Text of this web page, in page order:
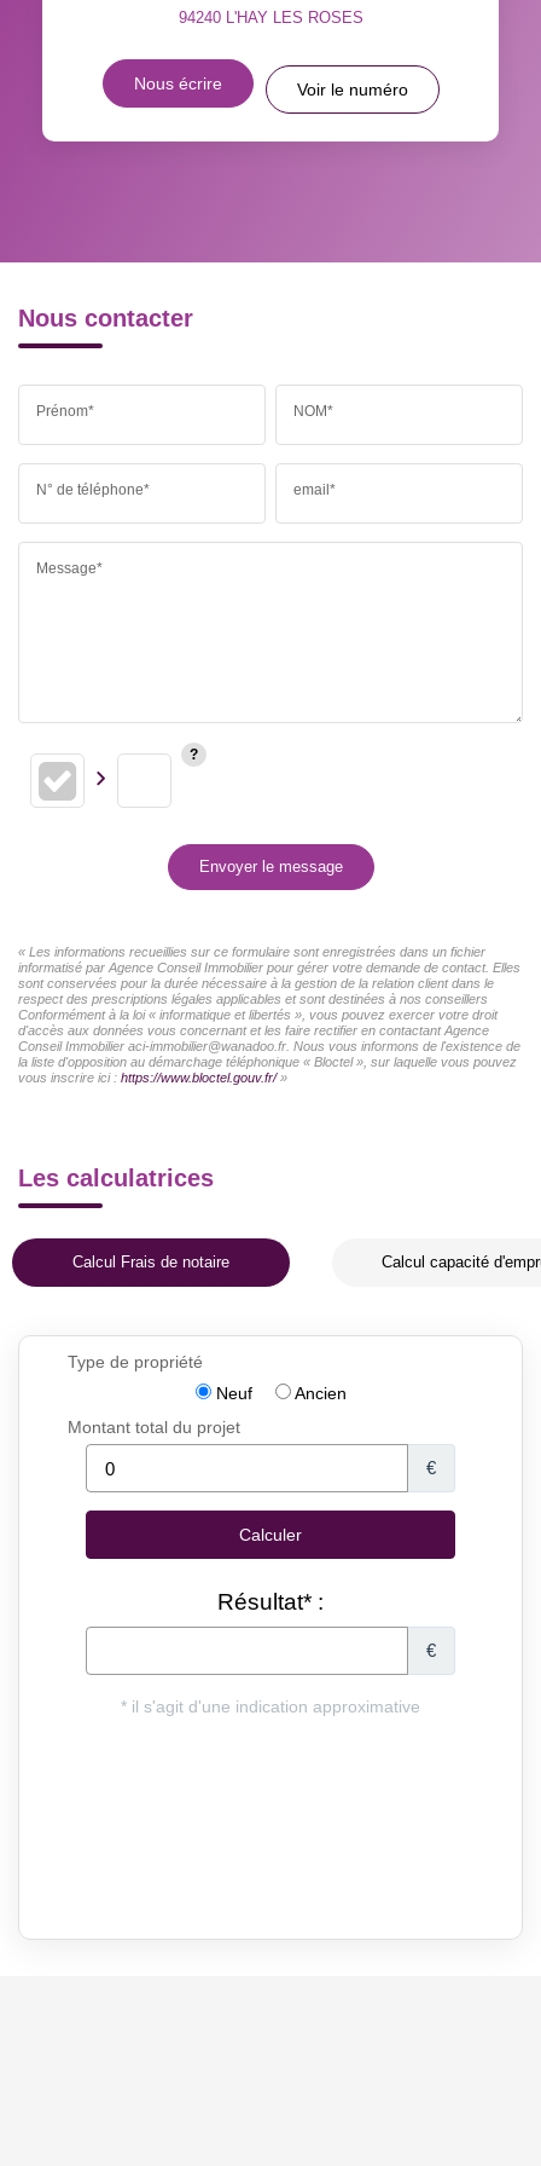
RÉSULTATS DES LYCÉES ECOLES ET CRÈCHES
94240 L'HAY LES ROSES
Nous écrire Voir le numéro
Nous contacter
Prénom* NOM*
N° de téléphone* email*
Message*
Envoyer le message
« Les informations recueillies sur ce formulaire sont enregistrées dans un fichier
informatisé par Agence Conseil Immobilier pour gérer votre demande de contact. Elles
sont conservées pour la durée nécessaire à la gestion de la relation client dans le
respect des prescriptions légales applicables et sont destinées à nos conseillers
Conformément à la loi « informatique et libertés », vous pouvez exercer votre droit
d'accès aux données vous concernant et les faire rectifier en contactant Agence
Conseil Immobilier aci-immobilier@wanadoo.fr. Nous vous informons de l'existence de
la liste d'opposition au démarchage téléphonique « Bloctel », sur laquelle vous pouvez
vous inscrire ici : https://www.bloctel.gouv.fr/»
Les calculatrices
Calcul Frais de notaire Calcul capacité